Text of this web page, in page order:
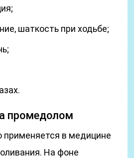
шаткость при ходьбе;
промедолом
в медицине
На фоне